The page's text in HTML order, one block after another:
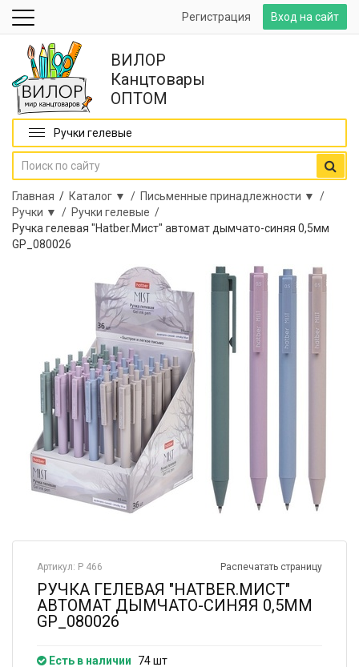
Вход на сайт
Регистрация
ВИЛОР
Канцтовары
ОПТОМ
Ручки гелевые
Главная / Каталог ▼ / Письменные принадлежности ▼ /
Ручки ▼ / Ручки гелевые /
Ручка гелевая "Hatber.Мист" автомат дымчато-синяя 0,5мм
GP_080026
Распечатать страницу
Артикул: Р 466
РУЧКА ГЕЛЕВАЯ "HATBER.МИСТ"
АВТОМАТ ДЫМЧАТО-СИНЯЯ 0,5ММ
GP_080026
Есть в наличии
74 шт